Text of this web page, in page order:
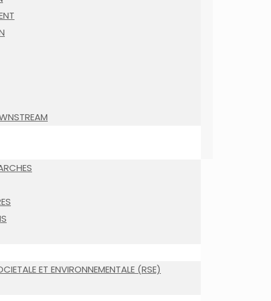
ET ENVIRONNEMENTALE (RSE)